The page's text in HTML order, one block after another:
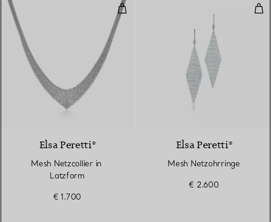
Mesh Netzcollier in Latzform
Elsa Peretti®
Mesh Netzcollier in
Latzform
€ 1.700
Elsa Peretti®
Mesh Netzohrringe
€ 2.600